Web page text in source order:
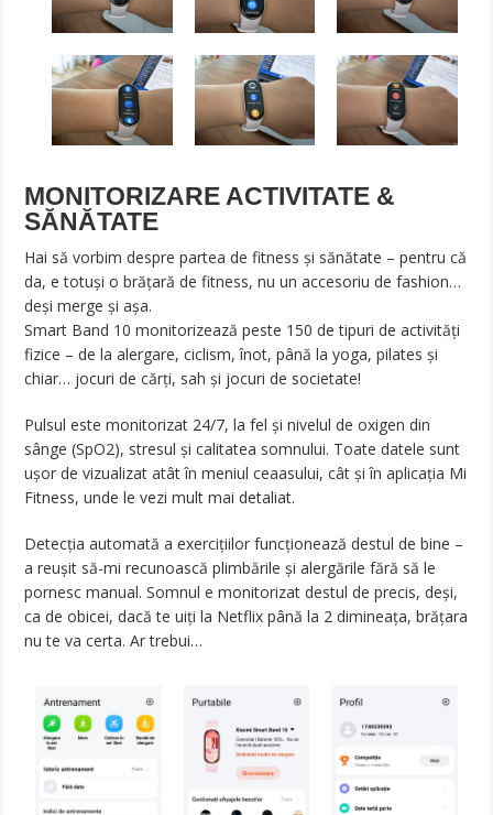
MONITORIZARE ACTIVITATE &
SĂNĂTATE
Hai să vorbim despre partea de fitness și sănătate – pentru că
da, e totuși o brățară de fitness, nu un accesoriu de fashion…
deși merge și așa.
Smart Band 10 monitorizează peste 150 de tipuri de activități
fizice – de la alergare, ciclism, înot, până la yoga, pilates și
chiar… jocuri de cărți, sah și jocuri de societate!
Pulsul este monitorizat 24/7, la fel și nivelul de oxigen din
sânge (SpO2), stresul și calitatea somnului. Toate datele sunt
ușor de vizualizat atât în meniul ceaasului, cât și în aplicația Mi
Fitness, unde le vezi mult mai detaliat.
Detecția automată a exercițiilor funcționează destul de bine –
a reușit să-mi recunoască plimbările și alergările fără să le
pornesc manual. Somnul e monitorizat destul de precis, deși,
ca de obicei, dacă te uiți la Netflix până la 2 dimineața, brățara
nu te va certa. Ar trebui…